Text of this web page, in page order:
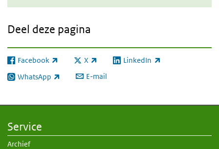
Deel deze pagina
Facebook
(externe link) X
(externe link) LinkedIn
(externe link)
WhatsApp
(externe link) E-mail
Service
Archief